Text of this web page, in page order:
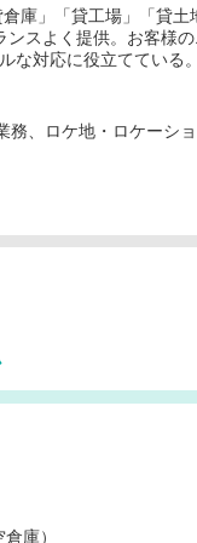
庫」「貸工場」「貸
スよく提供。お客様
な対応に役立てている。
務、ロケ地・ロケーシ
庫）